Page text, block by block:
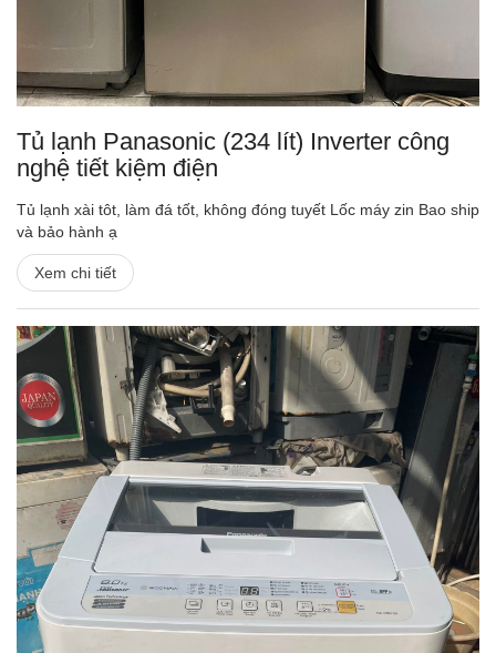
Tủ lạnh Panasonic (234 lít) Inverter công
nghệ tiết kiệm điện
Tủ lạnh xài tôt, làm đá tốt, không đóng tuyết Lốc máy zin Bao ship
và bảo hành ạ
Xem chi tiết